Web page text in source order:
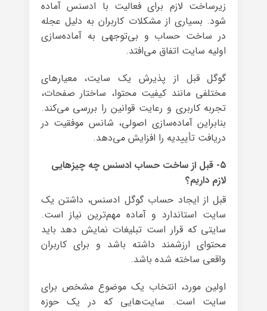
زیرساخت لازم برای فعالیت با ادسنس آماده
شود. بسیاری از مشکلات کاربران به دلیل عجله
در ساخت حساب و بی‌توجهی به آماده‌سازی
اولیه سایت اتفاق می‌افتد.
گوگل قبل از پذیرش یک سایت، معیارهای
مختلفی مانند کیفیت محتوا، ساختار صفحات،
تجربه کاربری و رعایت قوانین را بررسی می‌کند.
بنابراین آماده‌سازی اصولی، شانس موفقیت در
دریافت تأییدیه را افزایش می‌دهد.
۵- قبل از ساخت حساب ادسنس چه چیزهایی
لازم داریم؟
قبل از ایجاد حساب گوگل ادسنس، داشتن یک
سایت استاندارد و آماده مهم‌ترین نیاز است.
سایتی که قرار است تبلیغات نمایش دهد باید
محتوای ارزشمند داشته باشد و برای کاربران
واقعی ساخته شده باشد.
اولین مورد، انتخاب یک موضوع مشخص برای
سایت است. سایت‌هایی که در یک حوزه